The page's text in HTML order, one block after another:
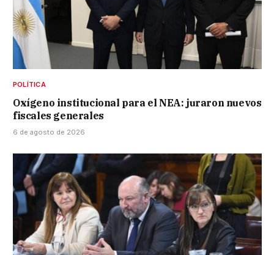
POLÍTICA
Oxígeno institucional para el NEA: juraron nuevos
fiscales generales
6 de agosto de 2026